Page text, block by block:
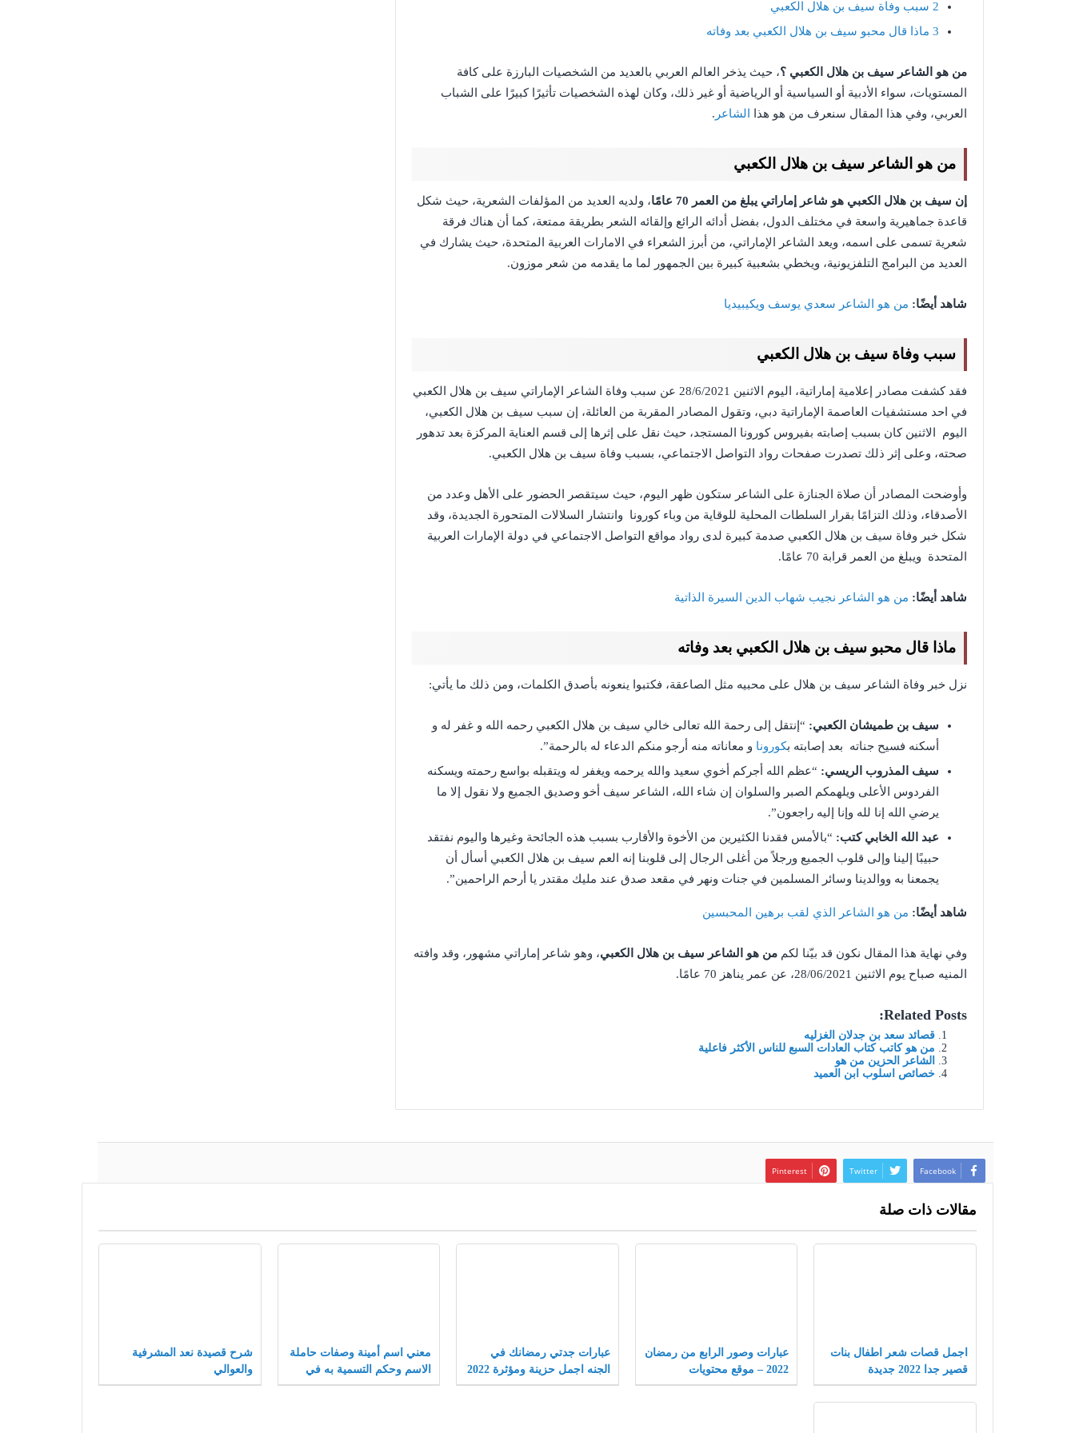
2 سبب وفاة سيف بن هلال الكعبي
3 ماذا قال محبو سيف بن هلال الكعبي بعد وفاته
من هو الشاعر سيف بن هلال الكعبي ؟، حيث يذخر العالم العربي بالعديد من الشخصيات البارزة على كافة
المستويات، سواء الأدبية أو السياسية أو الرياضية أو غير ذلك، وكان لهذه الشخصيات تأثيرًا كبيرًا على الشباب
العربي، وفي هذا المقال سنعرف من هو هذا
الشاعر .
من هو الشاعر سيف بن هلال الكعبي
إن سيف بن هلال الكعبي هو شاعر إماراتي يبلغ من العمر 70 عامًا
، ولديه العديد من المؤلفات الشعرية، حيث شكل
قاعدة جماهيرية واسعة في مختلف الدول، بفضل أدائه الرائع وإلقائه الشعر بطريقة ممتعة، كما أن هناك فرقة
شعرية تسمى على اسمه، ويعد الشاعر الإماراتي، من أبرز الشعراء في الامارات العربية المتحدة، حيث يشارك في
العديد من البرامج التلفزيونية، ويخطي بشعبية كبيرة بين الجمهور لما ما يقدمه من شعر موزون.
شاهد أيضًا: من هو الشاعر سعدي يوسف ويكيبيديا
سبب وفاة سيف بن هلال الكعبي
فقد كشفت مصادر إعلامية إماراتية، اليوم الاثنين 28/6/2021 عن سبب وفاة الشاعر الإماراتي سيف بن هلال الكعبي
في احد مستشفيات العاصمة الإماراتية دبي، وتقول المصادر المقربة من العائلة، إن سبب سيف بن هلال الكعبي،
اليوم الاثنين كان بسبب إصابته بفيروس كورونا المستجد، حيث نقل على إثرها إلى قسم العناية المركزة بعد تدهور
صحته، وعلى إثر ذلك تصدرت صفحات رواد التواصل الاجتماعي، بسبب وفاة سيف بن هلال الكعبي.
وأوضحت المصادر أن صلاة الجنازة على الشاعر ستكون ظهر اليوم، حيث سيتقصر الحضور على الأهل وعدد من
الأصدقاء، وذلك التزامًا بقرار السلطات المحلية للوقاية من وباء كورونا وانتشار السلالات المتحورة الجديدة، وقد
شكل خبر وفاة سيف بن هلال الكعبي صدمة كبيرة لدى رواد مواقع التواصل الاجتماعي في دولة الإمارات العربية
المتحدة ويبلغ من العمر قرابة 70 عامًا.
شاهد أيضًا: من هو الشاعر نجيب شهاب الدين السيرة الذاتية
ماذا قال محبو سيف بن هلال الكعبي بعد وفاته
نزل خبر وفاة الشاعر سيف بن هلال على محبيه مثل الصاعقة، فكتبوا ينعونه بأصدق الكلمات، ومن ذلك ما يأتي:
سيف بن طميشان الكعبي: “إنتقل إلى رحمة الله تعالى خالي سيف بن هلال الكعبي رحمه الله و غفر له و
أسكنه فسيح جناته بعد إصابته بكورونا و معاناته منه أرجو منكم الدعاء له بالرحمة”.
سيف المذروب الريسي: “عظم الله أجركم أخوي سعيد والله يرحمه ويغفر له ويتقبله بواسع رحمته ويسكنه
الفردوس الأعلى ويلهمكم الصبر والسلوان إن شاء الله، الشاعر سيف أخو وصديق الجميع ولا نقول إلا ما
يرضي الله إنا لله وإنا إليه راجعون”.
عبد الله الخابي كتب: “بالأمس فقدنا الكثيرين من الأخوة والأقارب بسبب هذه الجائحة وغيرها واليوم نفتقد
حبيبًا إلينا وإلى قلوب الجميع ورجلاً من أغلى الرجال إلى قلوبنا إنه العم سيف بن هلال الكعبي أسأل أن
يجمعنا به ووالدينا وسائر المسلمين في جنات ونهر في مقعد صدق عند مليك مقتدر يا أرحم الراحمين”.
شاهد أيضًا: من هو الشاعر الذي لقب برهين المحبسين
وفي نهاية هذا المقال نكون قد بيّنا لكم من هو الشاعر سيف بن هلال الكعبي، وهو شاعر إماراتي مشهور، وقد وافته
المنيه صباح يوم الاثنين 28/06/2021، عن عمر يناهز 70 عامًا.
Related Posts:
قصائد سعد بن جدلان الغزليه
من هو كاتب كتاب العادات السبع للناس الأكثر فاعلية
الشاعر الحزين من هو
خصائص اسلوب ابن العميد
Facebook
Twitter
Pinterest
مقالات ذات صلة
اجمل قصات شعر اطفال بنات
قصير جدا 2022 جديدة
عبارات وصور الرابع من رمضان
2022 – موقع محتويات
عبارات جدتي رمضانك في
الجنه اجمل حزينة ومؤثرة 2022
معني اسم أمينة وصفات حاملة
الاسم وحكم التسمية به في
الإسلام
شرح قصيدة نعد المشرفية
والعوالي